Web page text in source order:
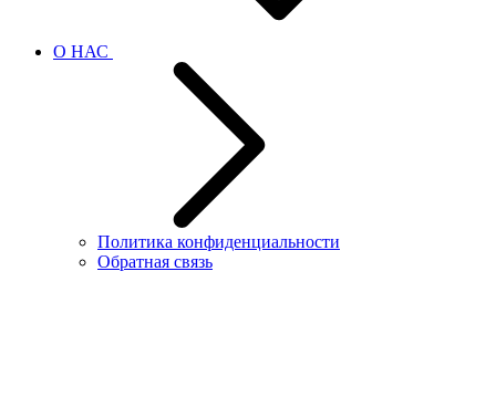
О НАС
Политика конфиденциальности
Обратная связь